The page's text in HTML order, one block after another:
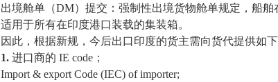
出境舱单（DM）提交：强制性出境货物舱单规定，船
适用于所有在印度港口装载的集装箱。
因此，根据新规，今后出口印度的货主需向货代提供如下
1. 进口商的 IE code；
Import & export Code (IEC) of importer;